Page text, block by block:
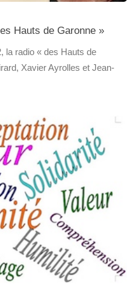
Hauts de Garonne »
la radio « des Hauts de
Xavier Ayrolles et Jean-